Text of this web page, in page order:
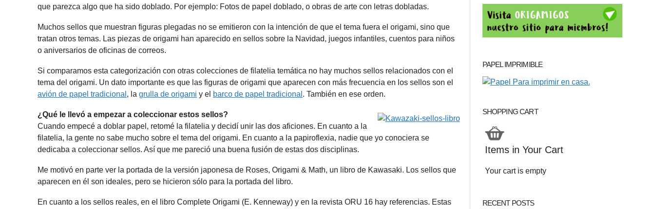
que parezca algo que ha sido doblado. Por ejemplo: Fotos de papel doblado, o obras de arte con letras dobladas.
Muchos sellos que muestran figuras plegadas no se emitieron con la intención de que el tema fuera el origami, sino que
tratan otros temas. Las piezas de origami han aparecido en sellos sobre la Navidad, juegos infantiles, cuentos para niños
o aniversarios de oficinas de correos.
Si comparamos esta categorización con otras colecciones de filatelia temática no hay muchos sellos relacionados con el
tema del origami. Un dato importante es que las figuras de origami que aparecen con más frecuencia en los sellos son el
avión de papel tradicional , la grulla de origami y el barco de papel tradicional . También en ese orden.
¿Qué le llevó a empezar a coleccionar estos sellos?
Cuando empecé a doblar papel, retomé la filatelia y decidí unir las dos aficiones. En cuanto a la
filatelia, la gente no sabe mucho sobre el tema del origami. En cuanto a la papiroflexia, nadie que yo conociera se
dedicaba a coleccionar sellos. Así que me pareció una buena fusión de estas dos disciplinas.
Me motivó en parte ver la portada de la versión japonesa de Roses, Origami & Math, un libro de Kawasaki. Los sellos que
aparecen en él son ideales, pero se hicieron sólo para la portada del libro.
En cuanto a los sellos reales, en el libro Complete Origami (E. Kenneway) y en la revista ORU 16 hay referencias. Estas
PAPEL IMPRIMIBLE
SHOPPING CART
Items in Your Cart
Your cart is empty
RECENT POSTS